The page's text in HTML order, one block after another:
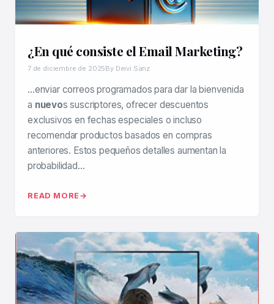
¿En qué consiste el Email Marketing?
7 de diciembre de 2025By Deivi Sanz
…enviar correos programados para dar la bienvenida
a nuevos suscriptores, ofrecer descuentos
exclusivos en fechas especiales o incluso
recomendar productos basados en compras
anteriores. Estos pequeños detalles aumentan la
probabilidad…
READ MORE